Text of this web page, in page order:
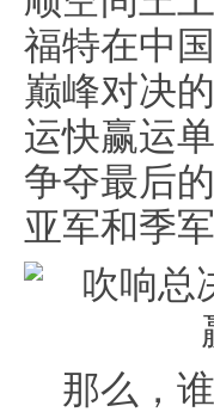
福特在中
巅峰对决
运快赢运
争夺最后
亚军和季
那么，